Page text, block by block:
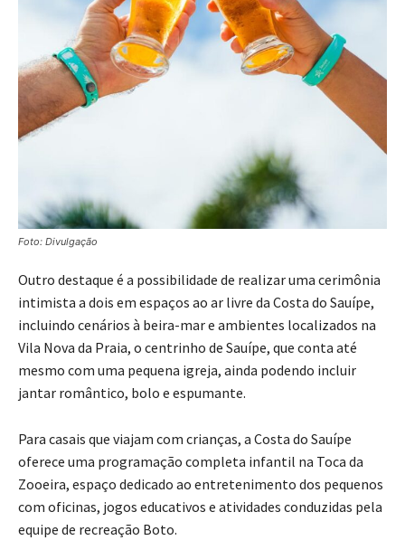
Foto: Divulgação
Outro destaque é a possibilidade de realizar uma cerimônia
intimista a dois em espaços ao ar livre da Costa do Sauípe,
incluindo cenários à beira-mar e ambientes localizados na
Vila Nova da Praia, o centrinho de Sauípe, que conta até
mesmo com uma pequena igreja, ainda podendo incluir
jantar romântico, bolo e espumante.
Para casais que viajam com crianças, a Costa do Sauípe
oferece uma programação completa infantil na Toca da
Zooeira, espaço dedicado ao entretenimento dos pequenos
com oficinas, jogos educativos e atividades conduzidas pela
equipe de recreação Boto.